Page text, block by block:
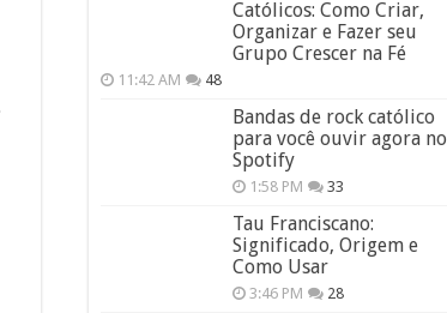
Católicos: Como Criar,
Organizar e Fazer seu
Grupo Crescer na Fé
11:42 AM 48
Bandas de rock católico
para você ouvir agora no
Spotify
1:58 PM 33
Tau Franciscano:
Significado, Origem e
Como Usar
3:46 PM 28